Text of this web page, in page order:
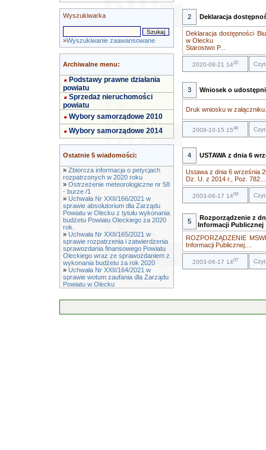
Wyszukiwarka
»Wyszukiwanie zaawansowane
Archiwalne menu:
Podstawy prawne działania
powiatu
Sprzedaż nieruchomości
powiatu
Wybory samorządowe 2010
Wybory samorządowe 2014
Ostatnie 5 wiadomości:
» Zbiorcza informacja o petycjach
rozpatrzonych w 2020 roku
» Ostrzeżenie meteorologiczne nr 58
- burze /1
» Uchwała Nr XXII/166/2021 w
sprawie absolutorium dla Zarządu
Powiatu w Olecku z tytułu wykonania
budżetu Powiatu Oleckiego za 2020
rok.
» Uchwała Nr XXII/165/2021 w
sprawie rozpatrzenia i zatwierdzenia
sprawozdania finansowego Powiatu
Oleckiego wraz ze sprawozdaniem z
wykonania budżetu za rok 2020
» Uchwała Nr XXII/164/2021 w
sprawie wotum zaufania dla Zarządu
Powiatu w Olecku
2 Deklaracja
Deklaracja dostępności
w Olecku
Starostwo P...
2020-09-21 1420
3 Wniosek o
Druk wniosku w
2009-10-15 1546
4 USTAWA z dnia 6
Ustawa z dnia 6 września
Dz. U. z 2014 r., Poz. 782...
2003-06-17 1409
5
Rozporządzenie z
Informacji Publicznej
ROZPORZĄDZENIE
Informacji Publicznej....
2003-06-17 1407